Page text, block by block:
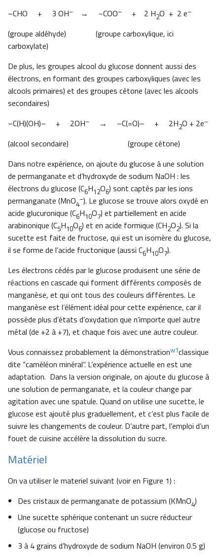
–CHO + 3 OH– → –COO– + 2 H2O + 2 e–
(groupe aldéhyde) (groupe carboxylique, ici
carboxylate)
De plus, les groupes alcool du glucose donnent aussi des
électrons, en formant des groupes carboxyliques (avec les
alcools primaires) et des groupes cétone (avec les alcools
secondaires)
–C(H)(OH)– + 2OH– → –C(=O)– + 2H2O + 2e–
(alcool secondaire) (groupe cétone)
Dans notre expérience, on ajoute du glucose à une solution
de permanganate et d’hydroxyde de sodium NaOH : les
électrons du glucose (C6H12O6) sont captés par les ions
permanganate (MnO4
–). Le glucose se trouve alors oxydé en
acide glucuronique (C6H10O7) et partiellement en acide
arabinonique (C5H10O6) et en acide formique (CH2O2). Si la
sucette est faite de fructose, qui est un isomère du glucose,
il se forme de l’acide fructonique (aussi C6H10O7).
Les électrons cédés par le glucose produisent une série de
réactions en cascade qui forment différents composés de
manganèse, et qui ont tous des couleurs différentes. Le
manganèse est l’élément idéal pour cette expérience, car il
possède plus d’états d’oxydation que n’importe quel autre
métal (de +2 à +7), et chaque fois avec une autre couleur.
Vous connaissez probablement la démonstrationw1classique
dite “caméléon minéral”. L’expérience actuelle en est une
adaptation. Dans la version originale, on ajoute du glucose à
une solution de permanganate, et la couleur change par
agitation avec une spatule. Quand on utilise une sucette, le
glucose est ajouté plus graduellement, et c’est plus facile de
suivre les changements de couleur. D’autre part, l’emploi d’un
fouet de cuisine accélère la dissolution du sucre.
Matériel
On va utiliser le materiel suivant (voir en Figure 1) :
Des cristaux de permanganate de potassium (KMnO4)
Une sucette sphérique contenant un sucre réducteur
(glucose ou fructose)
3 à 4 grains d’hydroxyde de sodium NaOH (environ 0.5 g)